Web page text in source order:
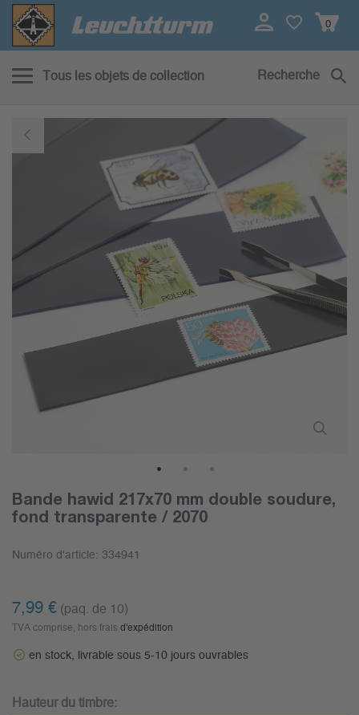
0
Tous les objets de collection Recherche
Bande hawid 217x70 mm double soudure,
fond transparente / 2070
Numéro d'article: 334941
7,99 € (paq. de 10)
TVA comprise, hors frais d'expédition
en stock, livrable sous 5-10 jours ouvrables
Hauteur du timbre: